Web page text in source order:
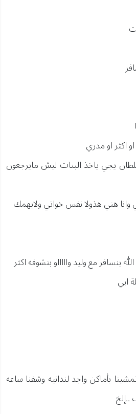
اكثر او مدري
يجي ياخذ البنات ليش مايرجعون
وانا هني هذولا نفس خواتي ولايهمك
بنسافر مع وليد واااااو بنشوفه اكثر
ابي
بأماكن واجد لندانيه وشفنا ساعه
..إلخ